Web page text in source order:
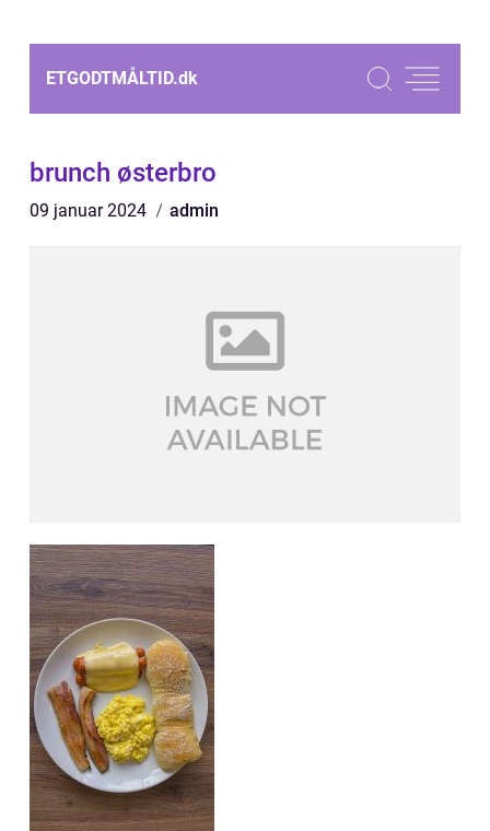
ETGODTMÅLTID.dk
brunch østerbro
09 januar 2024 admin